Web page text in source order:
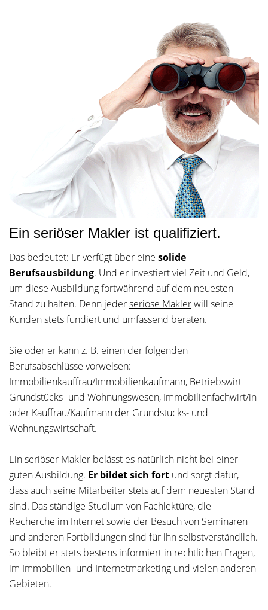
Ein seriöser Makler ist qualifiziert.
Das bedeutet: Er verfügt über eine solide
Berufsausbildung. Und er investiert viel Zeit und Geld,
um diese Ausbildung fortwährend auf dem neuesten
Stand zu halten. Denn jederseriöse Maklerwill seine
Kunden stets fundiert und umfassend beraten.
Sie oder er kann z. B. einen der folgenden
Berufsabschlüsse vorweisen:
Immobilienkauffrau/Immobilienkaufmann, Betriebswirt
Grundstücks- und Wohnungswesen, Immobilienfachwirt/in
oder Kauffrau/Kaufmann der Grundstücks- und
Wohnungswirtschaft.
Ein seriöser Makler belässt es natürlich nicht bei einer
guten Ausbildung. Er bildet sich fort und sorgt dafür,
dass auch seine Mitarbeiter stets auf dem neuesten Stand
sind. Das ständige Studium von Fachlektüre, die
Recherche im Internet sowie der Besuch von Seminaren
und anderen Fortbildungen sind für ihn selbstverständlich.
So bleibt er stets bestens informiert in rechtlichen Fragen,
im Immobilien- und Internetmarketing und vielen anderen
Gebieten.